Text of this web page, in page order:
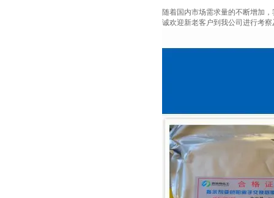
随着国内市场需求量的不断增加
诚欢迎新老客户到我公司进行考